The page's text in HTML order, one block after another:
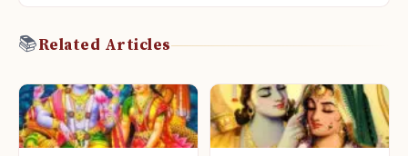
📚Related Articles